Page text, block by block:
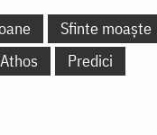
Sfinte moaște
Predici